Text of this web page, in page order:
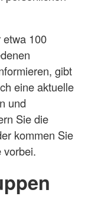
etwa 100
gibt
eine aktuelle
und
Sie die
kommen Sie
vorbei.